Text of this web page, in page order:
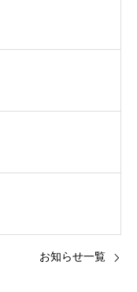
お知らせ一覧